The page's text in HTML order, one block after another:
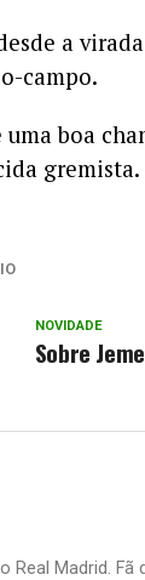
a
campo.
boa
NOVIDADE
Sobre
Real Madrid. Fã